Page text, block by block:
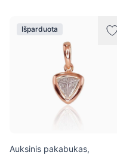
Išparduota
Auksinis pakabukas,